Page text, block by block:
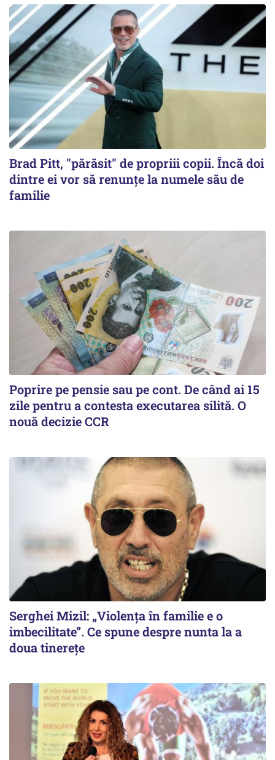
Brad Pitt, "părăsit" de propriii copii. Încă doi
dintre ei vor să renunțe la numele său de
familie
Poprire pe pensie sau pe cont. De când ai 15
zile pentru a contesta executarea silită. O
nouă decizie CCR
Serghei Mizil: „Violența în familie e o
imbecilitate”. Ce spune despre nunta la a
doua tinerețe